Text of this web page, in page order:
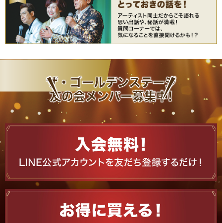
ザ・ゴールデンステージ
友の会メンバー募集中!